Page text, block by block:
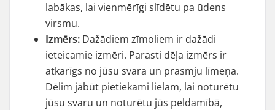
labākas, lai vienmērīgi slīdētu pa ūdens
virsmu.
Izmērs: Dažādiem zīmoliem ir dažādi
ieteicamie izmēri. Parasti dēļa izmērs ir
atkarīgs no jūsu svara un prasmju līmeņa.
Dēlim jābūt pietiekami lielam, lai noturētu
jūsu svaru un noturētu jūs peldamībā,